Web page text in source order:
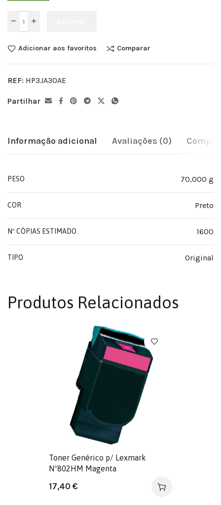
Adicionar aos favoritos Comparar
REF: HP3JA30AE
Partilhar
Informação adicional Avaliações (0)
PESO 70,000 g
COR Preto
Nº CÓPIAS ESTIMADO 1600
TIPO Original
Produtos Relacionados
Toner Genérico p/ Lexmark
Nº802HM Magenta
17,40 €